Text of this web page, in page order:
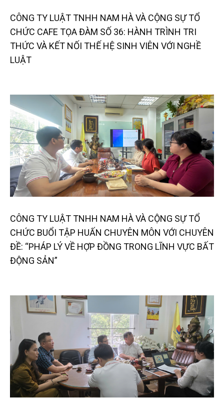
CÔNG TY LUẬT TNHH NAM HÀ VÀ CỘNG SỰ TỔ
CHỨC CAFE TỌA ĐÀM SỐ 36: HÀNH TRÌNH TRI
THỨC VÀ KẾT NỐI THẾ HỆ SINH VIÊN VỚI NGHỀ
LUẬT
CÔNG TY LUẬT TNHH NAM HÀ VÀ CỘNG SỰ TỔ
CHỨC BUỔI TẬP HUẤN CHUYÊN MÔN VỚI CHUYÊN
ĐỀ: “PHÁP LÝ VỀ HỢP ĐỒNG TRONG LĨNH VỰC BẤT
ĐỘNG SẢN”